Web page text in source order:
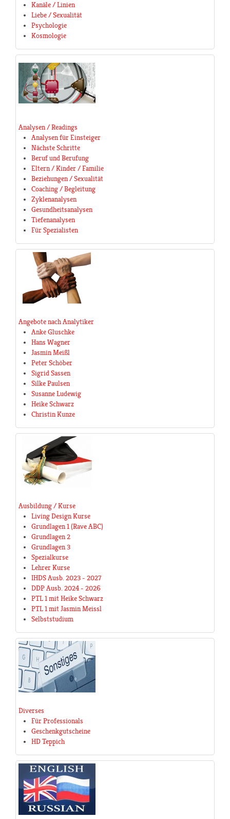
Kanäle / Linien
Liebe / Sexualität
Psychologie
Kosmologie
Analysen / Readings
Analysen für Einsteiger
Nächste Schritte
Beruf und Berufung
Eltern / Kinder / Familie
Beziehungen / Sexualität
Coaching / Begleitung
Zyklenanalysen
Gesundheitsanalysen
Tiefenanalysen
Für Spezialisten
Angebote nach Analytiker
Anke Gluschke
Hans Wagner
Jasmin Meißl
Peter Schöber
Sigrid Sassen
Silke Paulsen
Susanne Ludewig
Heike Schwarz
Christin Kunze
Ausbildung / Kurse
Living Design Kurse
Grundlagen 1 (Rave ABC)
Grundlagen 2
Grundlagen 3
Spezialkurse
Lehrer Kurse
IHDS Ausb. 2023 - 2027
DDP Ausb. 2024 - 2026
PTL 1 mit Heike Schwarz
PTL 1 mit Jasmin Meissl
Selbststudium
Diverses
Für Professionals
Geschenkgutscheine
HD Teppich